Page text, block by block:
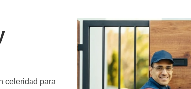
celeridad para